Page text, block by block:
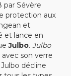
par Sévère
protection aux
et
et lance en
Julbo. Julbo
son verre
décline